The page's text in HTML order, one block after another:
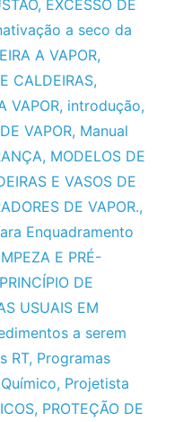
, EXCESSO DE
a seco da
A VAPOR,
CALDEIRAS,
VAPOR, introdução,
VAPOR, Manual
, MODELOS DE
E VASOS DE
DE VAPOR.,
Enquadramento
E PRÉ-
PRINCÍPIO DE
USUAIS EM
a serem
RT, Programas
, Projetista
, PROTEÇÃO DE